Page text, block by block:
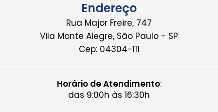
Endereço
Rua Major Freire, 747
Vila Monte Alegre, São Paulo - SP
Cep: 04304-111
Horário de Atendimento:
das 9:00h às 16:30h